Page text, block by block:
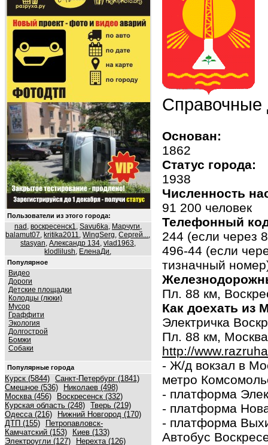
Пользователи из этого города:
nad , воскресенск1, Savu6ka, Марчуги,
balamut07, kritika2011,WingSerg,Сергей...,
stasyan, Александр 134, vlad1963,
klodlilush, ЕленаДи,
Популярное
Видео
Дороги
Детские площадки
Колодцы (люки)
Мусор
Граффити
Экология
Долгострой
Бомжи
Собаки
Популярные города
Курск (5844) Санкт-Петербург (1841)
Смешное (536)
Николаев (498)
Москва (456)
Воскресенск (332)
Курская область (248) Тверь (219)
Одесса (216)
Нижний Новгород (170)
ДТП (155)
Петропавловск-
Камчатский (153)
Киев (133)
Электроугли (127)
Нерехта (126)
Справочные
Основан:
1862
Статус города:
1938
Численность
91 200 человек
Телефонный
244 (если через
496-44 (если
тизначный
Пл. 88 км,
Как доехать из
Электричка
Пл. 88 км,
http://
- Ж/д вокзал в
метро
- платформа
- платформа
- платформа
Автобус